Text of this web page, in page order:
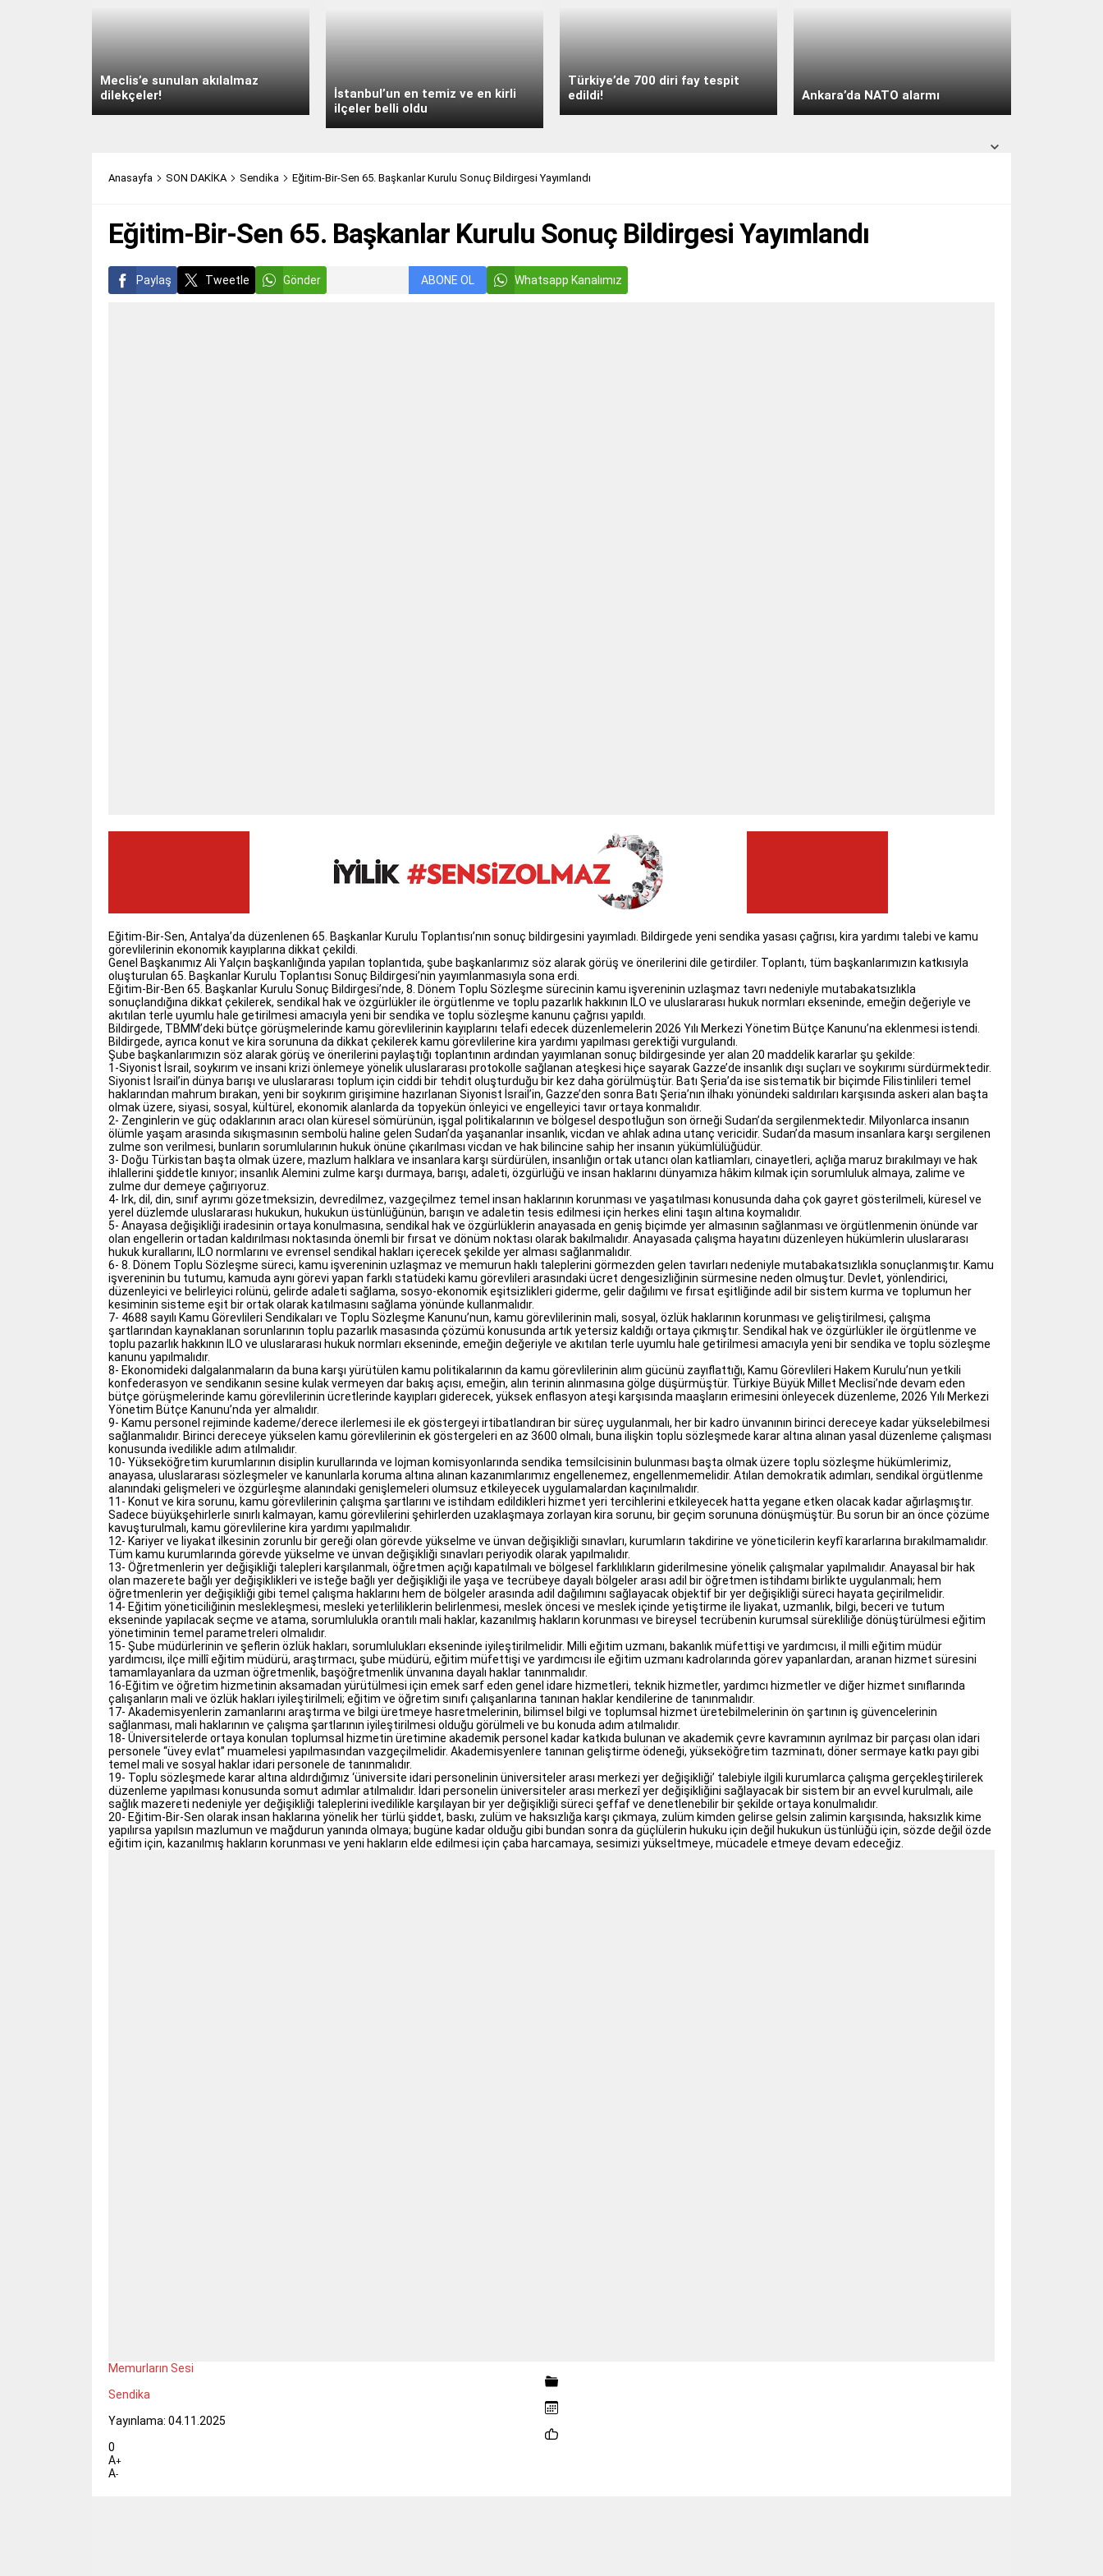
Pazartesi
açık
Meclis’e sunulan akılalmaz
dilekçeler!
İstanbul’un en temiz ve en kirli
ilçeler belli oldu
Türkiye’de 700 diri fay tespit
edildi!
Ankara’da NATO alarmı
Anasayfa SON DAKİKA Sendika Eğitim-Bir-Sen 65. Başkanlar Kurulu Sonuç Bildirgesi Yayımlandı
Eğitim-Bir-Sen 65. Başkanlar Kurulu Sonuç Bildirgesi Yayımlandı
Paylaş Tweetle Gönder ABONE OL Whatsapp Kanalımız
Eğitim-Bir-Sen, Antalya’da düzenlenen 65. Başkanlar Kurulu Toplantısı’nın sonuç bildirgesini yayımladı. Bildirgede yeni sendika yasası çağrısı, kira yardımı talebi ve kamu
görevlilerinin ekonomik kayıplarına dikkat çekildi.
Genel Başkanımız Ali Yalçın başkanlığında yapılan toplantıda, şube başkanlarımız söz alarak görüş ve önerilerini dile getirdiler. Toplantı, tüm başkanlarımızın katkısıyla
oluşturulan 65. Başkanlar Kurulu Toplantısı Sonuç Bildirgesi’nin yayımlanmasıyla sona erdi.
Eğitim-Bir-Ben 65. Başkanlar Kurulu Sonuç Bildirgesi’nde, 8. Dönem Toplu Sözleşme sürecinin kamu işvereninin uzlaşmaz tavrı nedeniyle mutabakatsızlıkla
sonuçlandığına dikkat çekilerek, sendikal hak ve özgürlükler ile örgütlenme ve toplu pazarlık hakkının ILO ve uluslararası hukuk normları ekseninde, emeğin değeriyle ve
akıtılan terle uyumlu hale getirilmesi amacıyla yeni bir sendika ve toplu sözleşme kanunu çağrısı yapıldı.
Bildirgede, TBMM’deki bütçe görüşmelerinde kamu görevlilerinin kayıplarını telafi edecek düzenlemelerin 2026 Yılı Merkezi Yönetim Bütçe Kanunu’na eklenmesi istendi.
Bildirgede, ayrıca konut ve kira sorununa da dikkat çekilerek kamu görevlilerine kira yardımı yapılması gerektiği vurgulandı.
Şube başkanlarımızın söz alarak görüş ve önerilerini paylaştığı toplantının ardından yayımlanan sonuç bildirgesinde yer alan 20 maddelik kararlar şu şekilde:
1-Siyonist İsrail, soykırım ve insani krizi önlemeye yönelik uluslararası protokolle sağlanan ateşkesi hiçe sayarak Gazze’de insanlık dışı suçları ve soykırımı sürdürmektedir.
Siyonist İsrail’in dünya barışı ve uluslararası toplum için ciddi bir tehdit oluşturduğu bir kez daha görülmüştür. Batı Şeria’da ise sistematik bir biçimde Filistinlileri temel
haklarından mahrum bırakan, yeni bir soykırım girişimine hazırlanan Siyonist İsrail’in, Gazze’den sonra Batı Şeria’nın ilhakı yönündeki saldırıları karşısında askeri alan başta
olmak üzere, siyasi, sosyal, kültürel, ekonomik alanlarda da topyekün önleyici ve engelleyici tavır ortaya konmalıdır.
2- Zenginlerin ve güç odaklarının aracı olan küresel sömürünün, işgal politikalarının ve bölgesel despotluğun son örneği Sudan’da sergilenmektedir. Milyonlarca insanın
ölümle yaşam arasında sıkışmasının sembolü haline gelen Sudan’da yaşananlar insanlık, vicdan ve ahlak adına utanç vericidir. Sudan’da masum insanlara karşı sergilenen
zulme son verilmesi, bunların sorumlularının hukuk önüne çıkarılması vicdan ve hak bilincine sahip her insanın yükümlülüğüdür.
3- Doğu Türkistan başta olmak üzere, mazlum halklara ve insanlara karşı sürdürülen, insanlığın ortak utancı olan katliamları, cinayetleri, açlığa maruz bırakılmayı ve hak
ihlallerini şiddetle kınıyor; insanlık Alemini zulme karşı durmaya, barışı, adaleti, özgürlüğü ve insan haklarını dünyamıza hâkim kılmak için sorumluluk almaya, zalime ve
zulme dur demeye çağırıyoruz.
4- Irk, dil, din, sınıf ayrımı gözetmeksizin, devredilmez, vazgeçilmez temel insan haklarının korunması ve yaşatılması konusunda daha çok gayret gösterilmeli, küresel ve
yerel düzlemde uluslararası hukukun, hukukun üstünlüğünün, barışın ve adaletin tesis edilmesi için herkes elini taşın altına koymalıdır.
5- Anayasa değişikliği iradesinin ortaya konulmasına, sendikal hak ve özgürlüklerin anayasada en geniş biçimde yer almasının sağlanması ve örgütlenmenin önünde var
olan engellerin ortadan kaldırılması noktasında önemli bir fırsat ve dönüm noktası olarak bakılmalıdır. Anayasada çalışma hayatını düzenleyen hükümlerin uluslararası
hukuk kurallarını, ILO normlarını ve evrensel sendikal hakları içerecek şekilde yer alması sağlanmalıdır.
6- 8. Dönem Toplu Sözleşme süreci, kamu işvereninin uzlaşmaz ve memurun haklı taleplerini görmezden gelen tavırları nedeniyle mutabakatsızlıkla sonuçlanmıştır. Kamu
işvereninin bu tutumu, kamuda aynı görevi yapan farklı statüdeki kamu görevlileri arasındaki ücret dengesizliğinin sürmesine neden olmuştur. Devlet, yönlendirici,
düzenleyici ve belirleyici rolünü, gelirde adaleti sağlama, sosyo-ekonomik eşitsizlikleri giderme, gelir dağılımı ve fırsat eşitliğinde adil bir sistem kurma ve toplumun her
kesiminin sisteme eşit bir ortak olarak katılmasını sağlama yönünde kullanmalıdır.
7- 4688 sayılı Kamu Görevlileri Sendikaları ve Toplu Sözleşme Kanunu’nun, kamu görevlilerinin mali, sosyal, özlük haklarının korunması ve geliştirilmesi, çalışma
şartlarından kaynaklanan sorunlarının toplu pazarlık masasında çözümü konusunda artık yetersiz kaldığı ortaya çıkmıştır. Sendikal hak ve özgürlükler ile örgütlenme ve
toplu pazarlık hakkının ILO ve uluslararası hukuk normları ekseninde, emeğin değeriyle ve akıtılan terle uyumlu hale getirilmesi amacıyla yeni bir sendika ve toplu sözleşme
kanunu yapılmalıdır.
8- Ekonomideki dalgalanmaların da buna karşı yürütülen kamu politikalarının da kamu görevlilerinin alım gücünü zayıflattığı, Kamu Görevlileri Hakem Kurulu’nun yetkili
konfederasyon ve sendikanın sesine kulak vermeyen dar bakış açısı, emeğin, alın terinin alınmasına gölge düşürmüştür. Türkiye Büyük Millet Meclisi’nde devam eden
bütçe görüşmelerinde kamu görevlilerinin ücretlerinde kayıpları giderecek, yüksek enflasyon ateşi karşısında maaşların erimesini önleyecek düzenleme, 2026 Yılı Merkezi
Yönetim Bütçe Kanunu’nda yer almalıdır.
9- Kamu personel rejiminde kademe/derece ilerlemesi ile ek göstergeyi irtibatlandıran bir süreç uygulanmalı, her bir kadro ünvanının birinci dereceye kadar yükselebilmesi
sağlanmalıdır. Birinci dereceye yükselen kamu görevlilerinin ek göstergeleri en az 3600 olmalı, buna ilişkin toplu sözleşmede karar altına alınan yasal düzenleme çalışması
konusunda ivedilikle adım atılmalıdır.
10- Yükseköğretim kurumlarının disiplin kurullarında ve lojman komisyonlarında sendika temsilcisinin bulunması başta olmak üzere toplu sözleşme hükümlerimiz,
anayasa, uluslararası sözleşmeler ve kanunlarla koruma altına alınan kazanımlarımız engellenemez, engellenmemelidir. Atılan demokratik adımları, sendikal örgütlenme
alanındaki gelişmeleri ve özgürleşme alanındaki genişlemeleri olumsuz etkileyecek uygulamalardan kaçınılmalıdır.
11- Konut ve kira sorunu, kamu görevlilerinin çalışma şartlarını ve istihdam edildikleri hizmet yeri tercihlerini etkileyecek hatta yegane etken olacak kadar ağırlaşmıştır.
Sadece büyükşehirlerle sınırlı kalmayan, kamu görevlilerini şehirlerden uzaklaşmaya zorlayan kira sorunu, bir geçim sorununa dönüşmüştür. Bu sorun bir an önce çözüme
kavuşturulmalı, kamu görevlilerine kira yardımı yapılmalıdır.
12- Kariyer ve liyakat ilkesinin zorunlu bir gereği olan görevde yükselme ve ünvan değişikliği sınavları, kurumların takdirine ve yöneticilerin keyfî kararlarına bırakılmamalıdır.
Tüm kamu kurumlarında görevde yükselme ve ünvan değişikliği sınavları periyodik olarak yapılmalıdır.
13- Öğretmenlerin yer değişikliği talepleri karşılanmalı, öğretmen açığı kapatılmalı ve bölgesel farklılıkların giderilmesine yönelik çalışmalar yapılmalıdır. Anayasal bir hak
olan mazerete bağlı yer değişiklikleri ve isteğe bağlı yer değişikliği ile yaşa ve tecrübeye dayalı bölgeler arası adil bir öğretmen istihdamı birlikte uygulanmalı; hem
öğretmenlerin yer değişikliği gibi temel çalışma haklarını hem de bölgeler arasında adil dağılımını sağlayacak objektif bir yer değişikliği süreci hayata geçirilmelidir.
14- Eğitim yöneticiliğinin meslekleşmesi, mesleki yeterliliklerin belirlenmesi, meslek öncesi ve meslek içinde yetiştirme ile liyakat, uzmanlık, bilgi, beceri ve tutum
ekseninde yapılacak seçme ve atama, sorumlulukla orantılı mali haklar, kazanılmış hakların korunması ve bireysel tecrübenin kurumsal sürekliliğe dönüştürülmesi eğitim
yönetiminin temel parametreleri olmalıdır.
15- Şube müdürlerinin ve şeflerin özlük hakları, sorumlulukları ekseninde iyileştirilmelidir. Milli eğitim uzmanı, bakanlık müfettişi ve yardımcısı, il milli eğitim müdür
yardımcısı, ilçe millî eğitim müdürü, araştırmacı, şube müdürü, eğitim müfettişi ve yardımcısı ile eğitim uzmanı kadrolarında görev yapanlardan, aranan hizmet süresini
tamamlayanlara da uzman öğretmenlik, başöğretmenlik ünvanına dayalı haklar tanınmalıdır.
16-Eğitim ve öğretim hizmetinin aksamadan yürütülmesi için emek sarf eden genel idare hizmetleri, teknik hizmetler, yardımcı hizmetler ve diğer hizmet sınıflarında
çalışanların mali ve özlük hakları iyileştirilmeli; eğitim ve öğretim sınıfı çalışanlarına tanınan haklar kendilerine de tanınmalıdır.
17- Akademisyenlerin zamanlarını araştırma ve bilgi üretmeye hasretmelerinin, bilimsel bilgi ve toplumsal hizmet üretebilmelerinin ön şartının iş güvencelerinin
sağlanması, mali haklarının ve çalışma şartlarının iyileştirilmesi olduğu görülmeli ve bu konuda adım atılmalıdır.
18- Üniversitelerde ortaya konulan toplumsal hizmetin üretimine akademik personel kadar katkıda bulunan ve akademik çevre kavramının ayrılmaz bir parçası olan idari
personele “üvey evlat” muamelesi yapılmasından vazgeçilmelidir. Akademisyenlere tanınan geliştirme ödeneği, yükseköğretim tazminatı, döner sermaye katkı payı gibi
temel mali ve sosyal haklar idari personele de tanınmalıdır.
19- Toplu sözleşmede karar altına aldırdığımız ‘üniversite idari personelinin üniversiteler arası merkezi yer değişikliği’ talebiyle ilgili kurumlarca çalışma gerçekleştirilerek
düzenleme yapılması konusunda somut adımlar atılmalıdır. İdari personelin üniversiteler arası merkezî yer değişikliğini sağlayacak bir sistem bir an evvel kurulmalı, aile
sağlık mazereti nedeniyle yer değişikliği taleplerini ivedilikle karşılayan bir yer değişikliği süreci şeffaf ve denetlenebilir bir şekilde ortaya konulmalıdır.
20- Eğitim-Bir-Sen olarak insan haklarına yönelik her türlü şiddet, baskı, zulüm ve haksızlığa karşı çıkmaya, zulüm kimden gelirse gelsin zalimin karşısında, haksızlık kime
yapılırsa yapılsın mazlumun ve mağdurun yanında olmaya; bugüne kadar olduğu gibi bundan sonra da güçlülerin hukuku için değil hukukun üstünlüğü için, sözde değil özde
eğitim için, kazanılmış hakların korunması ve yeni hakların elde edilmesi için çaba harcamaya, sesimizi yükseltmeye, mücadele etmeye devam edeceğiz.
Memurların Sesi
Sendika
Yayınlama: 04.11.2025
0
A+
A-